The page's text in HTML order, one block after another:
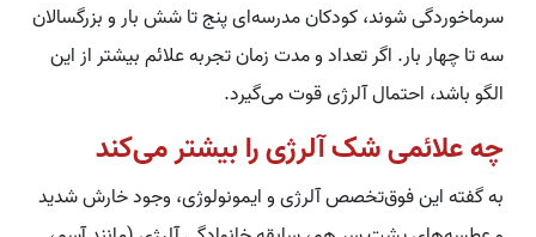
سرماخوردگی شوند، کودکان مدرسه‌ای پنج تا شش بار و بزرگسالان
سه تا چهار بار. اگر تعداد و مدت زمان تجربه علائم بیشتر از این
الگو باشد، احتمال آلرژی قوت می‌گیرد.
چه علائمی شک آلرژی را بیشتر می‌کند
به گفته این فوق‌تخصص آلرژی و ایمونولوژی، وجود خارش شدید